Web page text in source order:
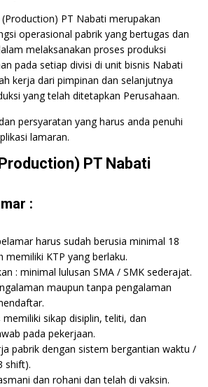
PT Nabati merupakan
operasional pabrik yang bertugas dan
melaksanakan proses produksi
pada setiap divisi di unit bisnis Nabati
kerja dari pimpinan dan selanjutnya
yang telah ditetapkan Perusahaan.
persyaratan yang harus anda penuhi
lamaran.
PT Nabati
:
harus sudah berusia minimal 18
memiliki KTP yang berlaku.
: minimal lulusan SMA / SMK sederajat.
maupun tanpa pengalaman
memiliki sikap disiplin, teliti, dan
pada pekerjaan.
pabrik dengan sistem bergantian waktu /
shift).
dan rohani dan telah di vaksin.